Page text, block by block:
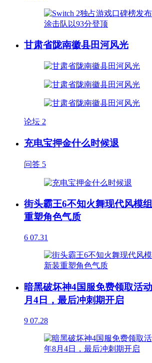
甘肃省陇南徽县田河风光
论坛 2
充电宝押金什么时候退
问答 5
街头霸王6不知火舞现代风模
重塑角色气质
6 07.31
暗黑破坏神4国服免费领取活
月4日，最后冲刺期开启
9 07.28